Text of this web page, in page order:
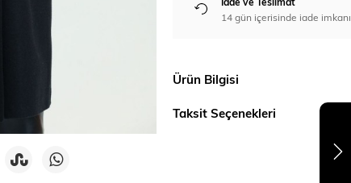
14 gün içerisinde iade imkanı
Ürün Bilgisi
Taksit Seçenekleri